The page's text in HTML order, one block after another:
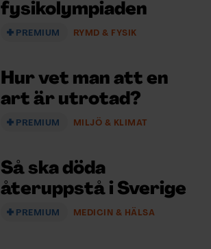
fysikolympiaden
PREMIUM RYMD & FYSIK
Hur vet man att en
art är utrotad?
PREMIUM MILJÖ & KLIMAT
Så ska döda
återuppstå i Sverige
PREMIUM MEDICIN & HÄLSA